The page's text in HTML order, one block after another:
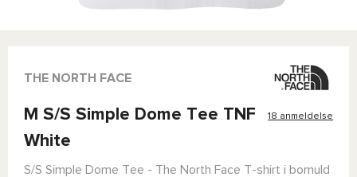
THE NORTH FACE
M S/S Simple Dome Tee TNF
White
18 anmeldelse
S/S Simple Dome Tee - The North Face T-shirt i bomuld